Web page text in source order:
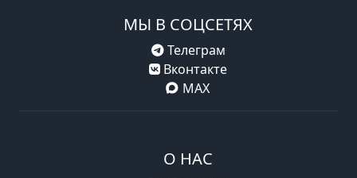
МЫ В СОЦСЕТЯХ
Телеграм
Вконтакте
MAX
О НАС